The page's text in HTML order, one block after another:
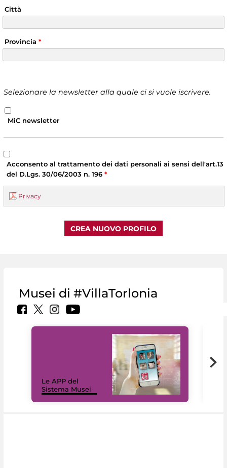
Città
Provincia *
Selezionare la newsletter alla quale ci si vuole iscrivere.
MiC newsletter
Acconsento al trattamento dei dati personali ai sensi dell'art.13
del D.Lgs. 30/06/2003 n. 196 *
Privacy
Musei di #VillaTorlonia
Le APP del
Sistema Musei